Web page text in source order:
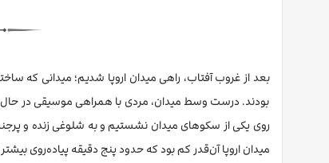
بعد از غروب آفتاب، راهی میدان اروپا شدیم؛ میدانی که
بودند. درست وسط میدان، مردی با همراهی موسیقی در حال
روی یکی از سکوهای میدان نشستیم و به شلوغی زنده و
میدان اروپا آن‌قدر کم بود که حدود پنج دقیقه پیاده‌روی